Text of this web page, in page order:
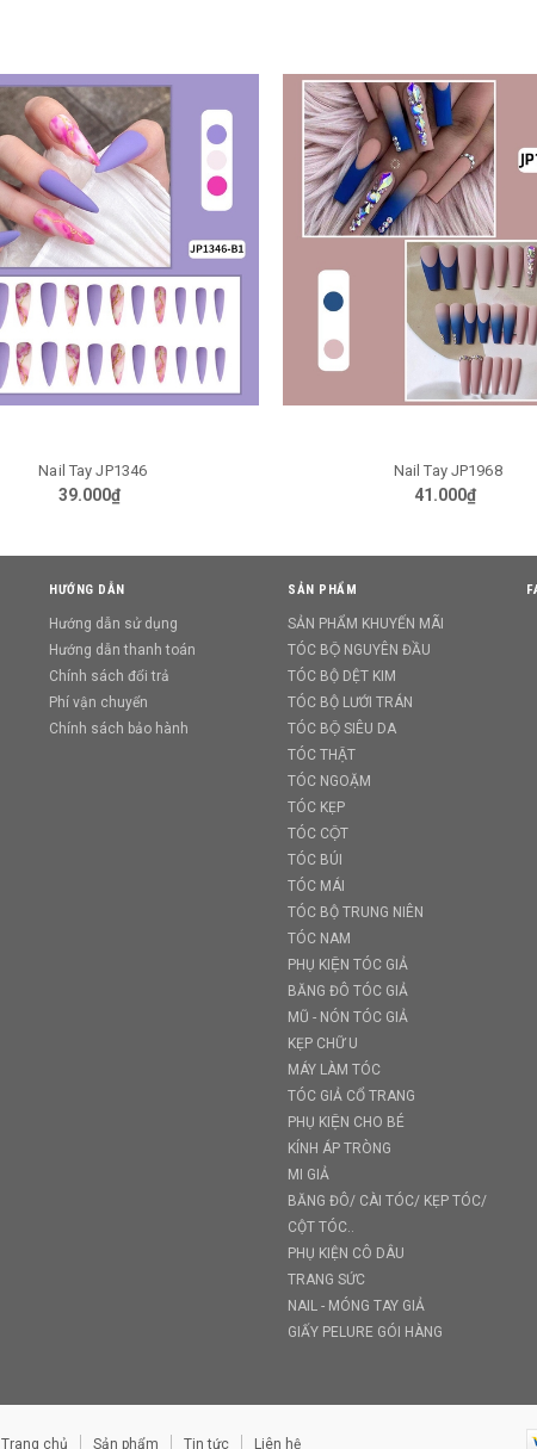
GIỎ HÀNG
Nail Tay JP1968
41.000₫
GIỎ HÀNG
Nail Tay JP2334
24.500₫
HƯỚNG DẪN
Hướng dẫn sử dụng
Hướng dẫn thanh toán
Chính sách đổi trả
Phí vận chuyển
Chính sách bảo hành
SẢN PHẨM
SẢN PHẨM KHUYẾN MÃI
TÓC BỘ NGUYÊN ĐẦU
TÓC BỘ DỆT KIM
TÓC BỘ LƯỚI TRÁN
TÓC BỘ SIÊU DA
TÓC THẬT
TÓC NGOẶM
TÓC KẸP
TÓC CỘT
TÓC BÚI
TÓC MÁI
TÓC BỘ TRUNG NIÊN
TÓC NAM
PHỤ KIỆN TÓC GIẢ
BĂNG ĐÔ TÓC GIẢ
MŨ - NÓN TÓC GIẢ
KẸP CHỮ U
MÁY LÀM TÓC
TÓC GIẢ CỔ TRANG
PHỤ KIỆN CHO BÉ
KÍNH ÁP TRÒNG
MI GIẢ
BĂNG ĐÔ/ CÀI TÓC/ KẸP TÓC/
CỘT TÓC..
PHỤ KIỆN CÔ DÂU
TRANG SỨC
NAIL - MÓNG TAY GIẢ
GIẤY PELURE GÓI HÀNG
Trang chủ Sản phẩm Tin tức Liên hệ